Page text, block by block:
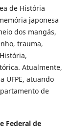
de História
japonesa
dos mangás,
trauma,
Atualmente,
UFPE, atuando
de
Federal de